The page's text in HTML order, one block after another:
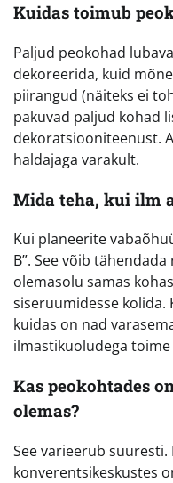
Kuidas toimub
Paljud peokohad
dekoreerida, kuid
piirangud (näiteks ei
pakuvad paljud kohad
dekoratsiooniteenust.
haldajaga varakult.
Mida teha, kui ilm
Kui planeerite
B”. See võib
olemasolu samas
siseruumidesse kolida.
kuidas on nad
ilmastikuoludega
Kas peokohtades
olemas?
See varieerub suuresti.
konverentsikeskustes